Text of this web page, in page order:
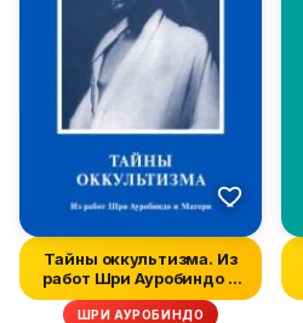
Тайны оккультизма. Из
работ Шри Ауробиндо и
Матери
ШРИ АУРОБИНДО